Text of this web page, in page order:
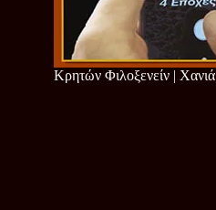
Κρητών Φιλοξενείν | Χανιά